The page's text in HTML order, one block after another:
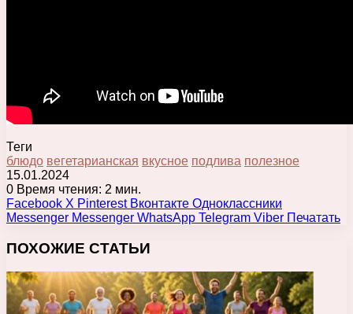
Теги
блюдо вегетарианская вкусное подлива полезное
15.01.2024
0 Время чтения: 2 мин.
Facebook X Pinterest Вконтакте Одноклассники
Messenger Messenger WhatsApp Telegram Viber Печатать
ПОХОЖИЕ СТАТЬИ